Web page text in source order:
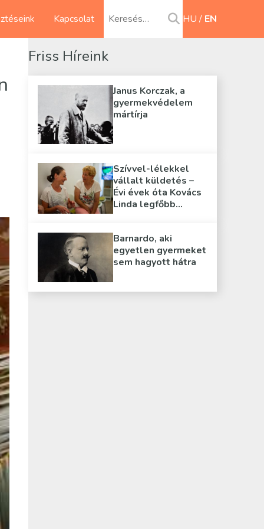
Kapcsolat HU EN
Friss Híreink
Janus Korczak, a
gyermekvédelem
mártírja
Szívvel-lélekkel
vállalt küldetés –
Évi évek óta Kovács
Linda legfőbb
Barnardo, aki
egyetlen gyermeket
sem hagyott hátra